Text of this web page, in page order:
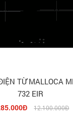
TỪ MALLOCA
732 EIR
12.100.000Đ